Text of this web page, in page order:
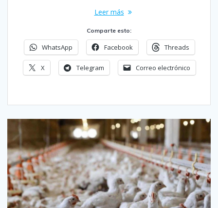
Leer más
Comparte esto:
WhatsApp Facebook Threads
X Telegram Correo electrónico